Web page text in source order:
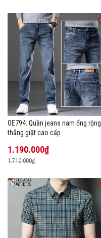
OE794: Quần jeans nam ống rộng
thẳng giặt cao cấp
1.190.000₫
1.710.000₫